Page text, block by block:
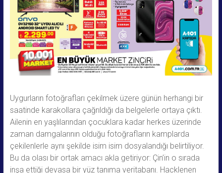
Uygurların fotoğrafları çekilmek üzere günün herhangi bir
saatinde karakollara çağrıldığı da belgelerle ortaya çıktı.
Ailenin en yaşlılarından çocuklara kadar herkes üzerinde
zaman damgalarının olduğu fotoğrafların kamplarda
çekilenlerle aynı şekilde isim isim dosyalandığı belirtiliyor.
Bu da olası bir ortak amacı akla getiriyor: Çin’in o sırada
inşa ettiği devasa bir yüz tanıma veritabanı. Hacklenen